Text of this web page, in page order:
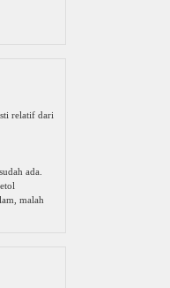
relatif dari
ada.
malah